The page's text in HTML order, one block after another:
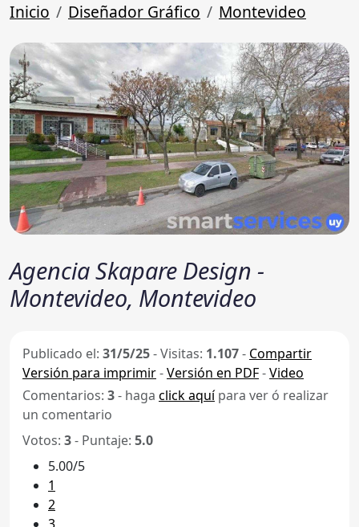
Inicio Diseñador Gráfico Montevideo
Agencia Skapare Design -
Montevideo, Montevideo
Publicado el: 31/5/25-Visitas: 1.107- Compartir
Versión para imprimir-Versión en PDF-Video
Comentarios: 3- haga click aquípara ver ó realizar
un comentario
Votos: 3- Puntaje: 5.0
5.00/5
1
2
3